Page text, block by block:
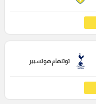
توتنهام هوتسبير